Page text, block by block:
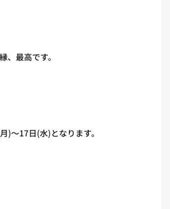
、最高です。
)〜17日(水)となります。